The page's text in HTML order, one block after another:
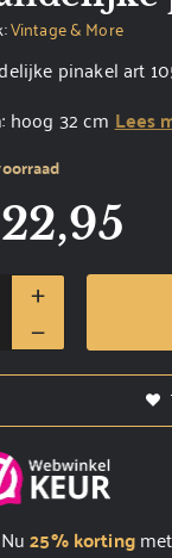
Vintage & More
pinakel art
hoog 32 cmLees
22,95
Nu25% korting